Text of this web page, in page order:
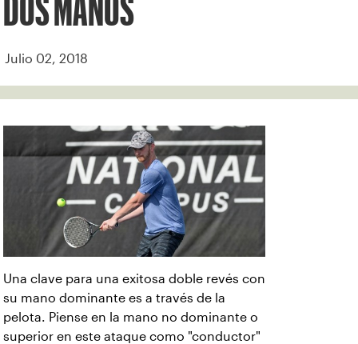
DOS MANOS
Julio 02, 2018
Una clave para una exitosa doble revés con
su mano dominante es a través de la
pelota. Piense en la mano no dominante o
superior en este ataque como "conductor"